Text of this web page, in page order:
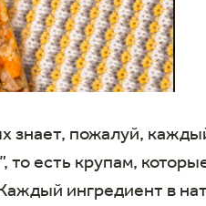
знает, пожалуй,
то есть крупам,
ингредиент в